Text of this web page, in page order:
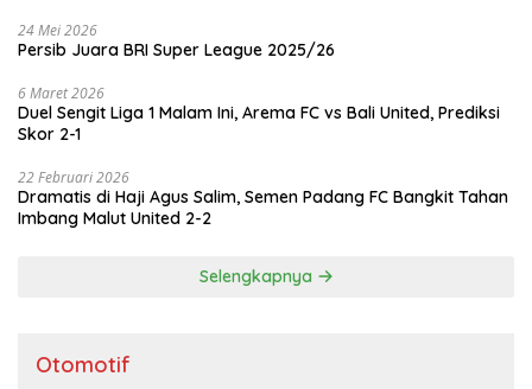
24 Mei 2026
Persib Juara BRI Super League 2025/26
6 Maret 2026
Duel Sengit Liga 1 Malam Ini, Arema FC vs Bali United, Prediksi
Skor 2-1
22 Februari 2026
Dramatis di Haji Agus Salim, Semen Padang FC Bangkit Tahan
Imbang Malut United 2-2
Selengkapnya
Otomotif